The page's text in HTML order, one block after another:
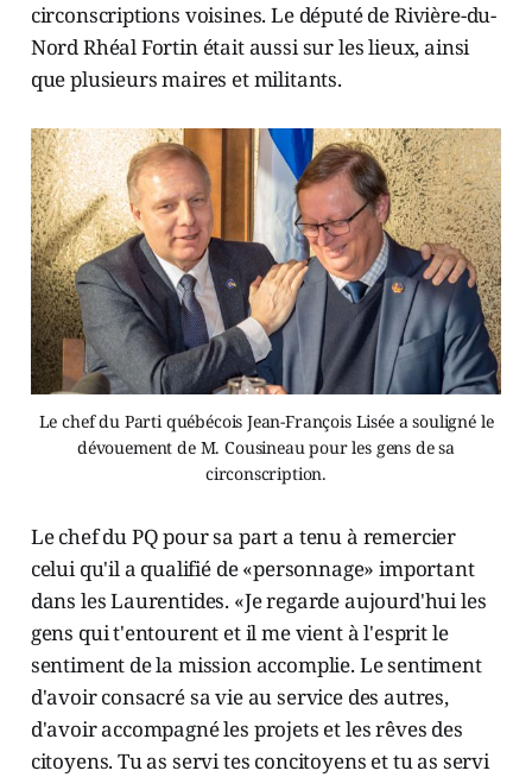
circonscriptions voisines. Le député de Rivière-du-
Nord Rhéal Fortin était aussi sur les lieux, ainsi
que plusieurs maires et militants.
Le chef du Parti québécois Jean-François Lisée a souligné le
dévouement de M. Cousineau pour les gens de sa
circonscription.
Le chef du PQ pour sa part a tenu à remercier
celui qu'il a qualifié de «personnage» important
dans les Laurentides. «Je regarde aujourd'hui les
gens qui t'entourent et il me vient à l'esprit le
sentiment de la mission accomplie. Le sentiment
d'avoir consacré sa vie au service des autres,
d'avoir accompagné les projets et les rêves des
citoyens. Tu as servi tes concitoyens et tu as servi